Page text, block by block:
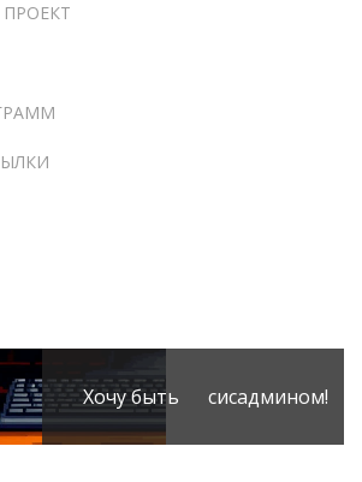
Хочу быть сисадмином!